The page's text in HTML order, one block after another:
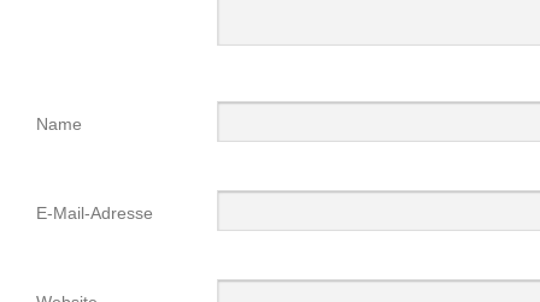
Name
E-Mail-Adresse